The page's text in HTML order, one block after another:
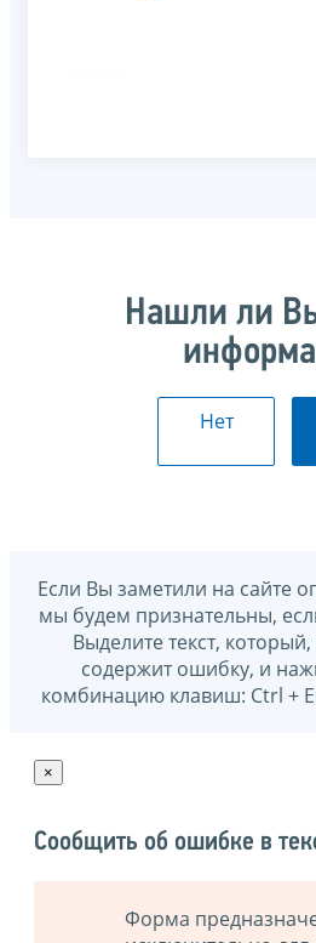
Нашли ли
Нет
Если Вы заметили на сайте
мы будем признательны,
Выделите текст,
содержит ошибку, и
комбинацию клавиш: Ctrl +
×
Сообщить об ошибке в
Форма